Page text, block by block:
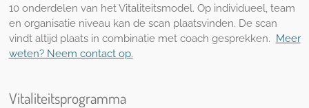
10 onderdelen van het Vitaliteitsmodel. Op individueel, team
en organisatie niveau kan de scan plaatsvinden. De scan
vindt altijd plaats in combinatie met coach gesprekken. Meer
weten? Neem contact op.
Vitaliteitsprogramma